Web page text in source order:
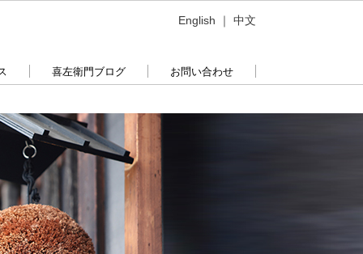
English ｜ 中文
喜左衛門ブログ お問い合わせ